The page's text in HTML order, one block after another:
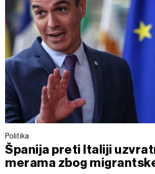
Politika
Španija preti Italiji
merama zbog